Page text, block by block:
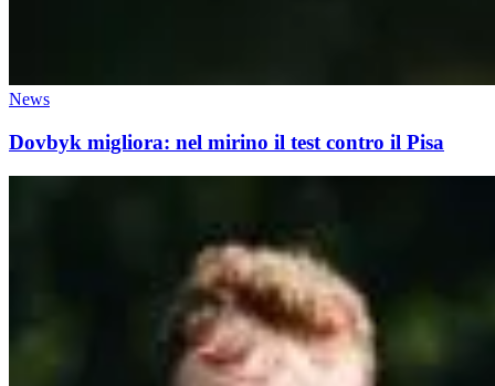
News
Dovbyk migliora: nel mirino il test contro il Pisa